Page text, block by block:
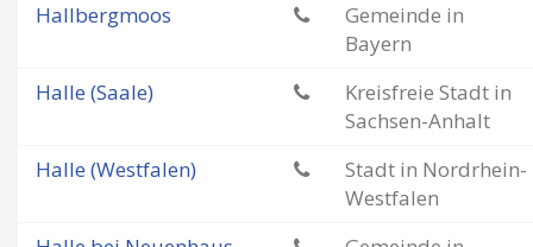
Hallbergmoos
Gemeinde in
Bayern
Halle (Saale)
Kreisfreie Stadt in
Sachsen-Anhalt
Halle (Westfalen)
Stadt in Nordrhein-
Westfalen